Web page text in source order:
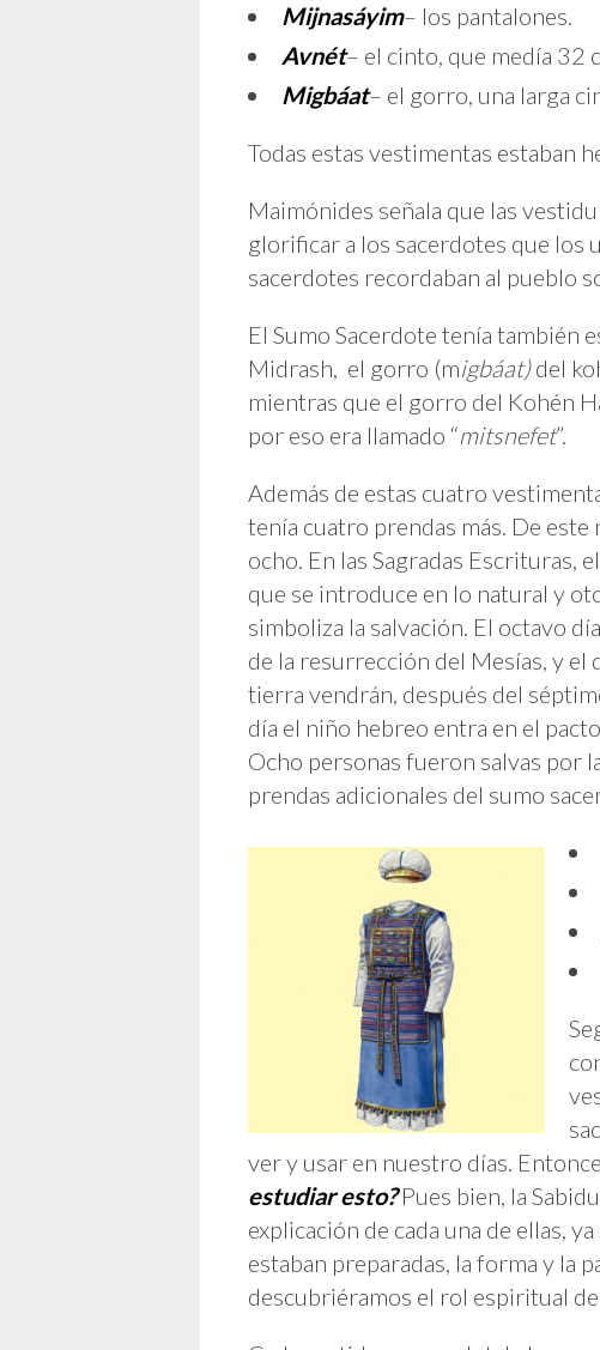
Mijnasáyim– los pantalones.
Avnét– el cinto, que medía 32
Migbáat– el gorro, una larga
Todas estas vestimentas estaban
Maimónides señala que las
glorificar a los sacerdotes que los
sacerdotes recordaban al pueblo
El Sumo Sacerdote tenía también
Midrash, el gorro (migbáat)del
mientras que el gorro del Kohén
por eso era llamado “mitsnefet”.
Además de estas cuatro
tenía cuatro prendas más. De
ocho. En las Sagradas Escrituras,
que se introduce en lo natural y
simboliza la salvación. El octavo
de la resurrección del Mesías, y el
tierra vendrán, después del
día el niño hebreo entra en el
Ocho personas fueron salvas por
prendas adicionales del sumo
ver y usar en nuestro días.
estudiar esto?Pues bien, la
explicación de cada una de ellas,
estaban preparadas, la forma y la
descubriéramos el rol espiritual